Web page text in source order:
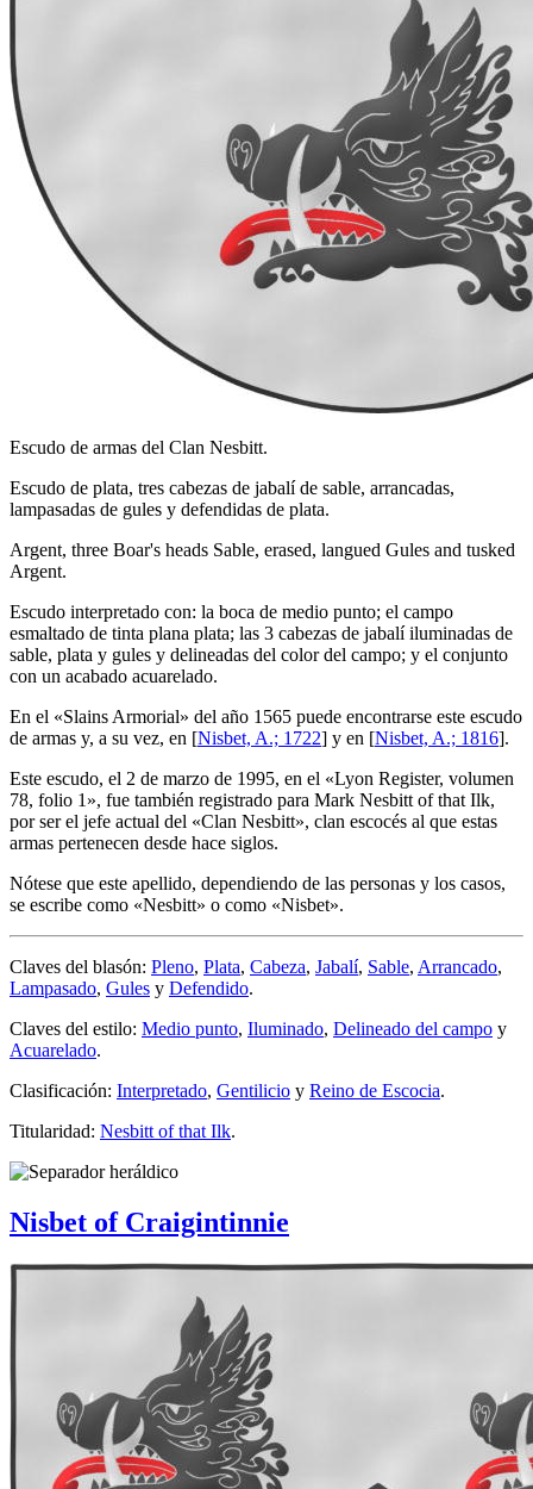
Escudo de armas del Clan Nesbitt.
Escudo de plata, tres cabezas de jabalí de sable, arrancadas,
lampasadas de gules y defendidas de plata.
Argent, three Boar's heads Sable, erased, langued Gules and tusked
Argent.
Escudo interpretado con: la boca de medio punto; el campo
esmaltado de tinta plana plata; las 3 cabezas de jabalí iluminadas de
sable, plata y gules y delineadas del color del campo; y el conjunto
con un acabado acuarelado.
En el «Slains Armorial» del año 1565 puede encontrarse este escudo
de armas y, a su vez, en [Nisbet, A.; 1722] y en [Nisbet, A.; 1816].
Este escudo, el 2 de marzo de 1995, en el «Lyon Register, volumen
78, folio 1 », fue también registrado para Mark Nesbitt of that Ilk,
por ser el jefe actual del «Clan Nesbitt», clan escocés al que estas
armas pertenecen desde hace siglos.
Nótese que este apellido, dependiendo de las personas y los casos,
se escribe como «Nesbitt» o como «Nisbet».
Claves del blasón: Pleno, Plata, Cabeza, Jabalí, Sable, Arrancado,
Lampasado, Gules y Defendido.
Claves del estilo: Medio punto, Iluminado, Delineado del campo y
Acuarelado.
Clasificación: Interpretado, Gentilicio y Reino de Escocia.
Titularidad: Nesbitt of that Ilk.
Nisbet of Craigintinnie